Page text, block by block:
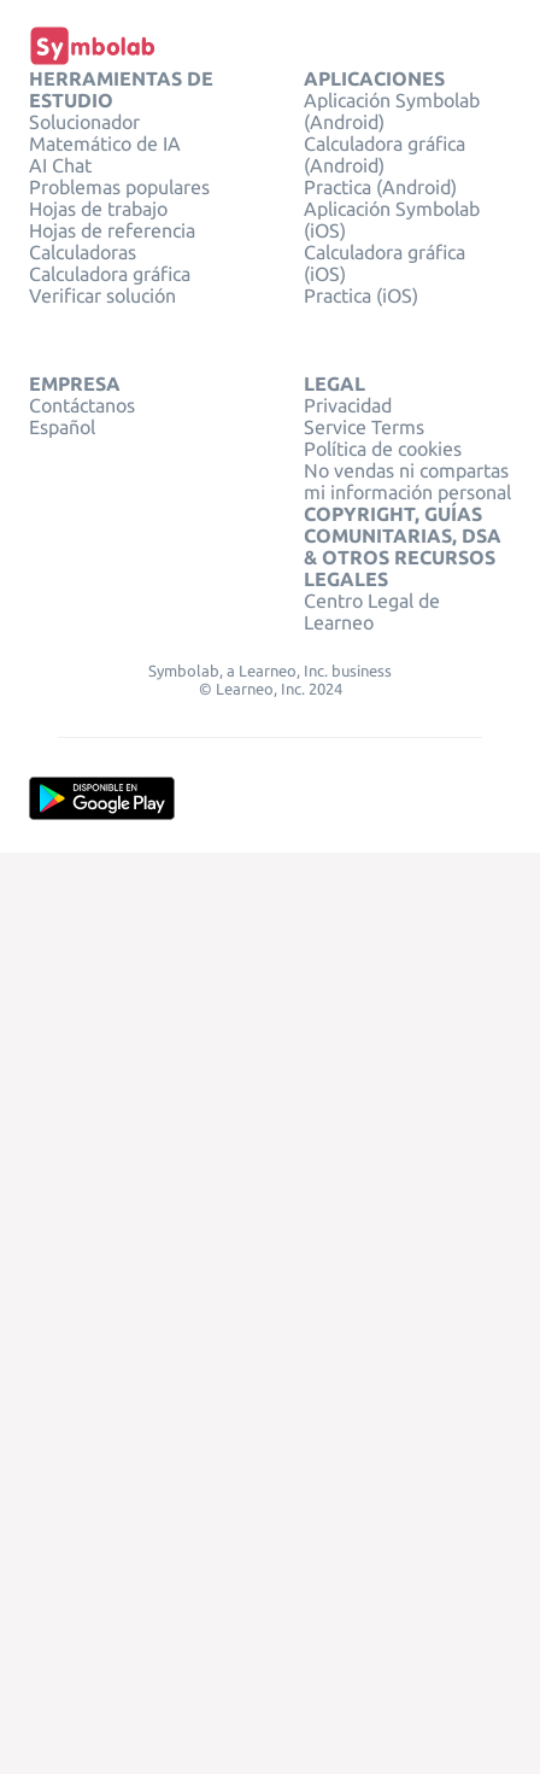
HERRAMIENTAS DE
ESTUDIO
Solucionador
Matemático de IA
AI Chat
Problemas populares
Hojas de trabajo
Hojas de referencia
Calculadoras
Calculadora gráfica
Verificar solución
APLICACIONES
Aplicación Symbolab
(Android)
Calculadora gráfica
(Android)
Practica (Android)
Aplicación Symbolab
(iOS)
Calculadora gráfica
(iOS)
Practica (iOS)
EMPRESA
Contáctanos
Español
LEGAL
Privacidad
Service Terms
Política de cookies
No vendas ni compartas
mi información personal
COPYRIGHT, GUÍAS
COMUNITARIAS, DSA
& OTROS RECURSOS
LEGALES
Centro Legal de
Learneo
Symbolab, a Learneo, Inc. business
© Learneo, Inc. 2024